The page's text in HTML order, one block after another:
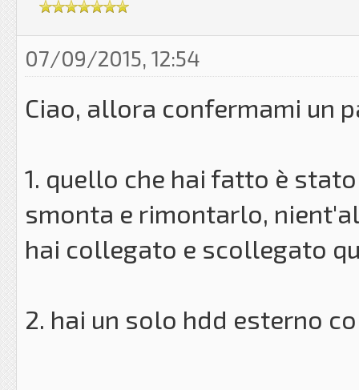
07/09/2015, 12:54
Ciao, allora confermami un
1. quello che hai fatto è
smonta e rimontarlo,
hai collegato e scollegato
2. hai un solo hdd esterno